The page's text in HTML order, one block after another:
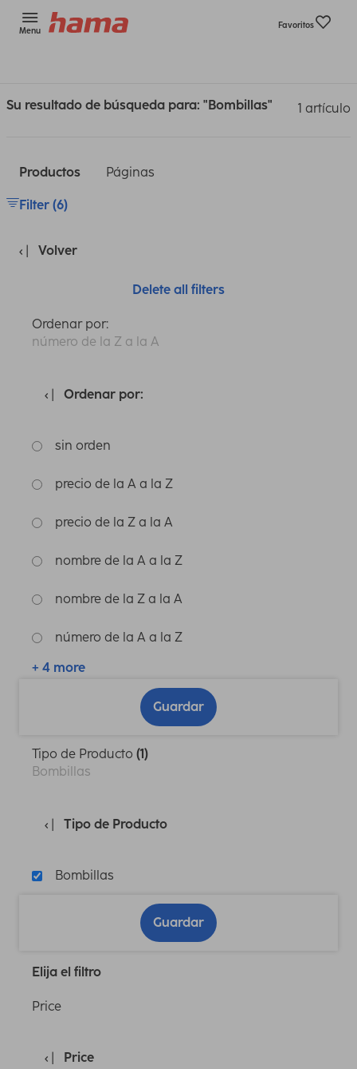
Menu
Favoritos
Su resultado de búsqueda para: "Bombillas" 1 artículo
Productos Páginas
Filter (6)
Volver
Delete all filters
Ordenar por:
número de la Z a la A
Ordenar por:
sin orden
precio de la A a la Z
precio de la Z a la A
nombre de la A a la Z
nombre de la Z a la A
número de la A a la Z
+ 4 more
Guardar
Tipo de Producto (1)
Bombillas
Tipo de Producto
Bombillas
Guardar
Elija el filtro
Price
Price